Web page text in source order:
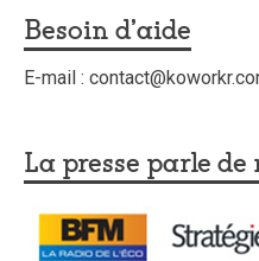
Besoin d'aide
E-mail :
La presse parle de